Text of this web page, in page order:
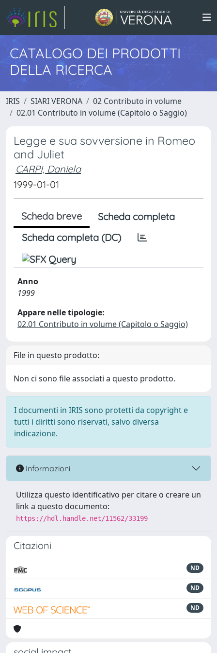
CATALOGO DEI PRODOTTI
DELLA RICERCA
IRIS SIARI VERONA
02 Contributo in volume
02.01 Contributo in volume (Capitolo o Saggio)
Legge e sua sovversione in Romeo
and Juliet
CARPI, Daniela
1999-01-01
Scheda breve
Scheda completa
Scheda completa (DC)
Anno
1999
Appare nelle tipologie:
02.01 Contributo in volume (Capitolo o Saggio)
File in questo prodotto:
Non ci sono file associati a questo prodotto.
I documenti in IRIS sono protetti da copyright e
tutti i diritti sono riservati, salvo diversa
indicazione.
Informazioni
Utilizza questo identificativo per citare o creare un
link a questo documento:
https://hdl.handle.net/11562/33199
Citazioni
ND
ND
ND